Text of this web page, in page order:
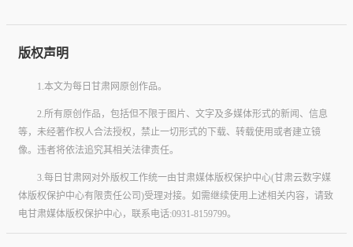
版权声明
1.本文为每日甘肃网原创作品。
2.所有原创作品，包括但不限于图片、文字及多媒体形式的新闻、信息
等，未经著作权人合法授权，禁止一切形式的下载、转载使用或者建立镜
像。违者将依法追究其相关法律责任。
3.每日甘肃网对外版权工作统一由甘肃媒体版权保护中心(甘肃云数字媒
体版权保护中心有限责任公司)受理对接。如需继续使用上述相关内容，请致
电甘肃媒体版权保护中心，联系电话:0931-8159799。